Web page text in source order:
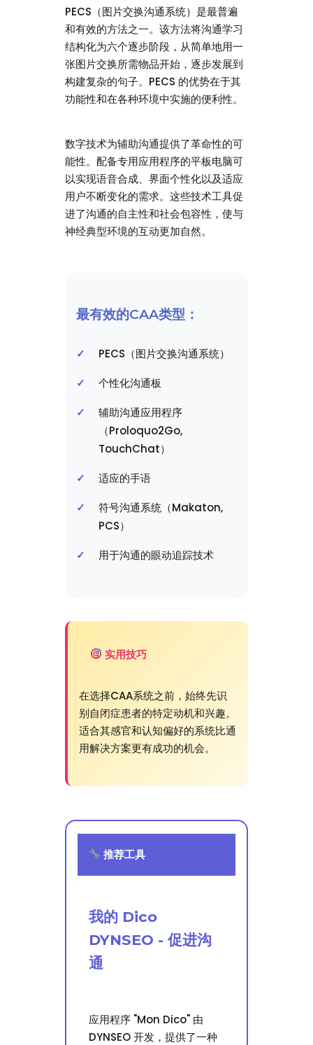
PECS（图片交换沟通系统）是最普遍
和有效的方法之一。该方法将沟通学习
结构化为六个逐步阶段，从简单地用一
张图片交换所需物品开始，逐步发展到
构建复杂的句子。PECS 的优势在于其
功能性和在各种环境中实施的便利性。
数字技术为辅助沟通提供了革命性的可
能性。配备专用应用程序的平板电脑可
以实现语音合成、界面个性化以及适应
用户不断变化的需求。这些技术工具促
进了沟通的自主性和社会包容性，使与
神经典型环境的互动更加自然。
最有效的CAA类型：
PECS（图片交换沟通系统）
个性化沟通板
辅助沟通应用程序
（Proloquo2Go,
TouchChat）
适应的手语
符号沟通系统（Makaton,
PCS）
用于沟通的眼动追踪技术
实用技巧
在选择CAA系统之前，始终先识
别自闭症患者的特定动机和兴趣。
适合其感官和认知偏好的系统比通
用解决方案更有成功的机会。
推荐工具
我的 Dico
DYNSEO - 促进沟
通
应用程序 "Mon Dico" 由
DYNSEO 开发，提供了一种